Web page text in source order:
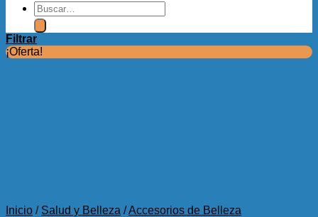
Buscar
por:
Filtrar
¡Oferta!
Inicio / Salud y Belleza /Accesorios de Belleza